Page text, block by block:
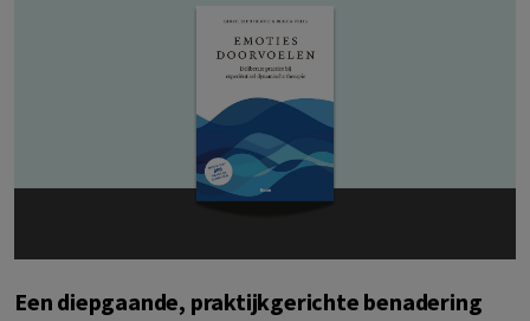
Een diepgaande, praktijkgerichte benadering